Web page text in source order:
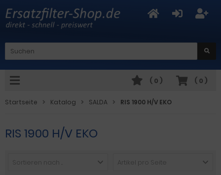
( 0 )
( 0 )
Startseite Katalog SALDA RIS 1900 H/V EKO
RIS 1900 H/V EKO
Sortieren nach ... Artikel pro Seite